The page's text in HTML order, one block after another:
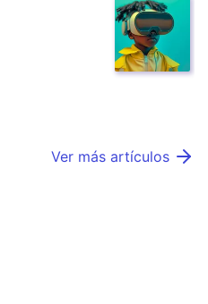
Ver más artículos